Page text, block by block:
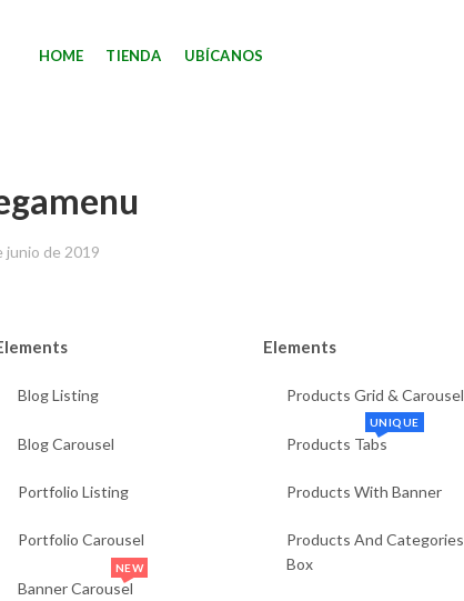
HOME TIENDA UBÍCANOS
junio de 2019
Blog Listing
Blog Carousel
Portfolio Listing
Portfolio Carousel
Banner Carousel
NEW
Elements
Products Grid & Carousel
Products Tabs
UNIQUE
Products With Banner
Products And Categories
Box